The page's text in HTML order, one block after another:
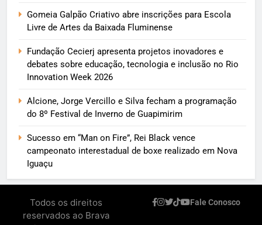
Gomeia Galpão Criativo abre inscrições para Escola
Livre de Artes da Baixada Fluminense
Fundação Cecierj apresenta projetos inovadores e
debates sobre educação, tecnologia e inclusão no Rio
Innovation Week 2026
Alcione, Jorge Vercillo e Silva fecham a programação
do 8º Festival de Inverno de Guapimirim
Sucesso em “Man on Fire”, Rei Black vence
campeonato interestadual de boxe realizado em Nova
Iguaçu
Todos os direitos
reservados ao Brava
Fale Conosco